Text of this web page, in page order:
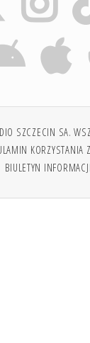
SZCZECIN SA.
KORZYSTANIA
BIULETYN